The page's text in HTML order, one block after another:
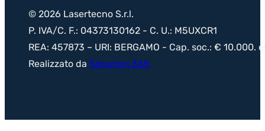
© 2026 Lasertecno S.r.l.
P. IVA/C. F.: 04373130162 - C. U.: M5UXCR1
REA: 457873 – URI: BERGAMO - Cap. soc.: € 10.000.
Realizzato da Soluzioni 365